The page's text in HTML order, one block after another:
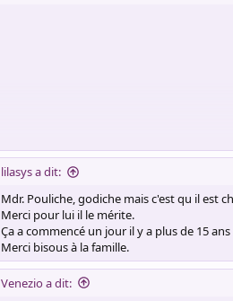
lilasys a dit:
Mdr. Pouliche, godiche mais c'est qu il est
Merci pour lui il le mérite.
Ça a commencé un jour il y a plus de 15
Merci bisous à la famille.
Venezio a dit: